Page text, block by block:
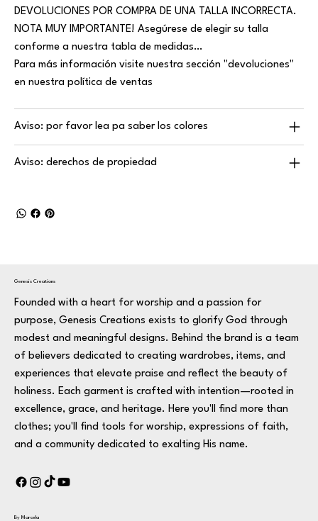
DEVOLUCIONES POR COMPRA DE UNA TALLA INCORRECTA.
NOTA MUY IMPORTANTE! Asegúrese de elegir su talla
conforme a nuestra tabla de medidas…
Para más información visite nuestra sección "devoluciones"
en nuestra política de ventas
Aviso: por favor lea pa saber los colores
Aviso: derechos de propiedad
Genesis Creations
Founded with a heart for worship and a passion for
purpose, Genesis Creations exists to glorify God through
modest and meaningful designs. Behind the brand is a team
of believers dedicated to creating wardrobes, items, and
experiences that elevate praise and reflect the beauty of
holiness. Each garment is crafted with intention—rooted in
excellence, grace, and heritage. Here you'll find more than
clothes; you'll find tools for worship, expressions of faith,
and a community dedicated to exalting His name.
By Marcela